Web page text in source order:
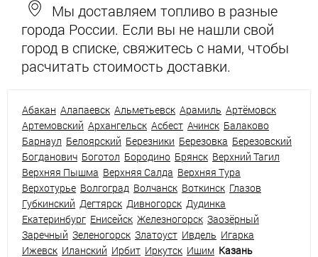
Мы доставляем топливо в разные
города России. Если вы не нашли свой
город в списке, свяжитесь с нами, чтобы
расчитать стоимость доставки.
Абакан Алапаевск Альметьевск Арамиль Артёмовск
Артемовский Архангельск Асбест Ачинск Балаково
Барнаул Белоярский Березники Березовка Березовский
Богданович Боготол Бородино Брянск Верхний Тагил
Верхняя Пышма Верхняя Салда Верхняя Тура
Верхотурье Волгоград Волчанск Воткинск Глазов
Губкинский Дегтярск Дивногорск Дудинка
Екатеринбург Енисейск Железногорск Заозёрный
Заречный Зеленогорск Златоуст Ивдель Игарка
Ижевск Иланский Ирбит Иркутск Ишим Казань